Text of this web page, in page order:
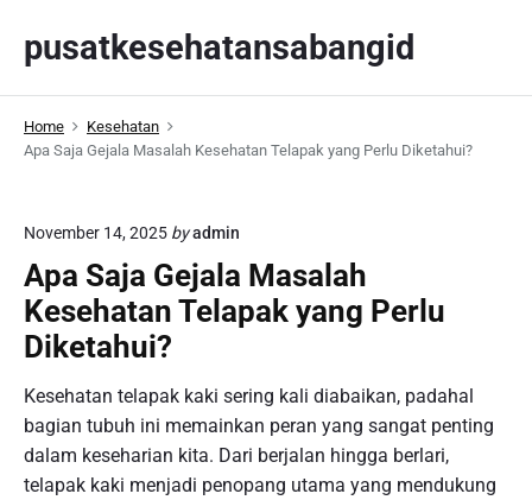
p
pusatkesehatansabangid
Home
Kesehatan
Apa Saja Gejala Masalah Kesehatan Telapak yang Perlu Diketahui?
November 14, 2025 byadmin
Apa Saja Gejala Masalah
Kesehatan Telapak yang Perlu
Diketahui?
Kesehatan telapak kaki sering kali diabaikan, padahal
bagian tubuh ini memainkan peran yang sangat penting
dalam keseharian kita. Dari berjalan hingga berlari,
telapak kaki menjadi penopang utama yang mendukung